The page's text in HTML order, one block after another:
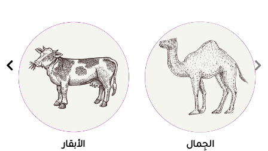
الجِمال الأبقار